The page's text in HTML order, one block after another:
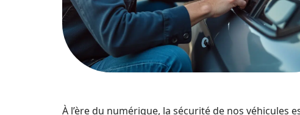
À l’ère du numérique, la sécurité de nos véhicules